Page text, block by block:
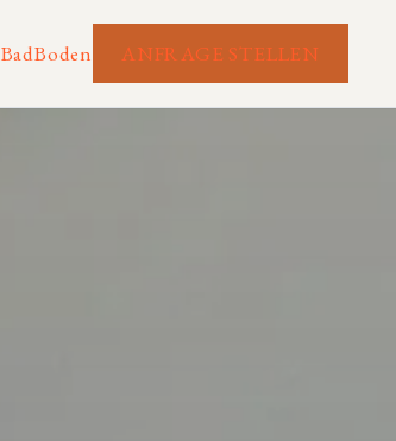
BadBoden ANFRAGE STELLEN